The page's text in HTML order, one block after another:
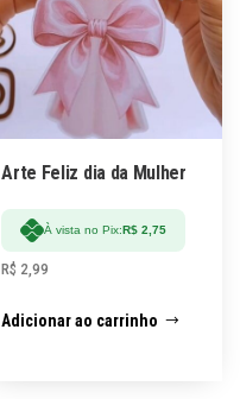
Arte Feliz dia da Mulher
À vista no Pix: R$ 2,75
R$ 2,99
Adicionar ao carrinho